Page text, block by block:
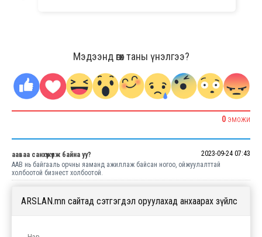
Мэдээнд өгөх таны үнэлгээ?
0 ЭМОЖИ
ааваа санхүүжүүлж байна уу?
2023-09-24 07:43
ААВ нь байгааль орчны яаманд ажиллаж байсан ногоо, ойжуулалттай
холбоотой бизнест холбоотой.
ARSLAN.mn сайтад сэтгэгдэл оруулахад анхаарах зүйлс